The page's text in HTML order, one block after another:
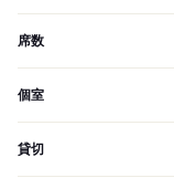
席数
個室
貸切